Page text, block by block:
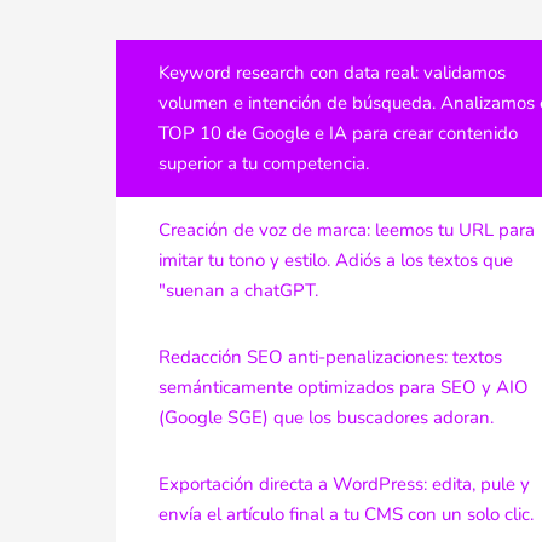
Keyword research con data real: validamos
volumen e intención de búsqueda. Analizamos
TOP 10 de Google e IA para crear contenido
superior a tu competencia.
Creación de voz de marca: leemos tu URL para
imitar tu tono y estilo. Adiós a los textos que
"suenan a chatGPT.
Redacción SEO anti-penalizaciones: textos
semánticamente optimizados para SEO y AIO
(Google SGE) que los buscadores adoran.
Exportación directa a WordPress: edita, pule y
envía el artículo final a tu CMS con un solo clic.